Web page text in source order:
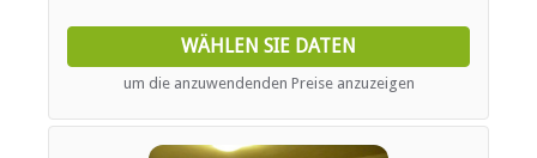
TRANSFERS
Flughafentransfers
Tourenhilfe
WÄHLEN SIE DATEN
um die anzuwendenden Preise anzuzeigen